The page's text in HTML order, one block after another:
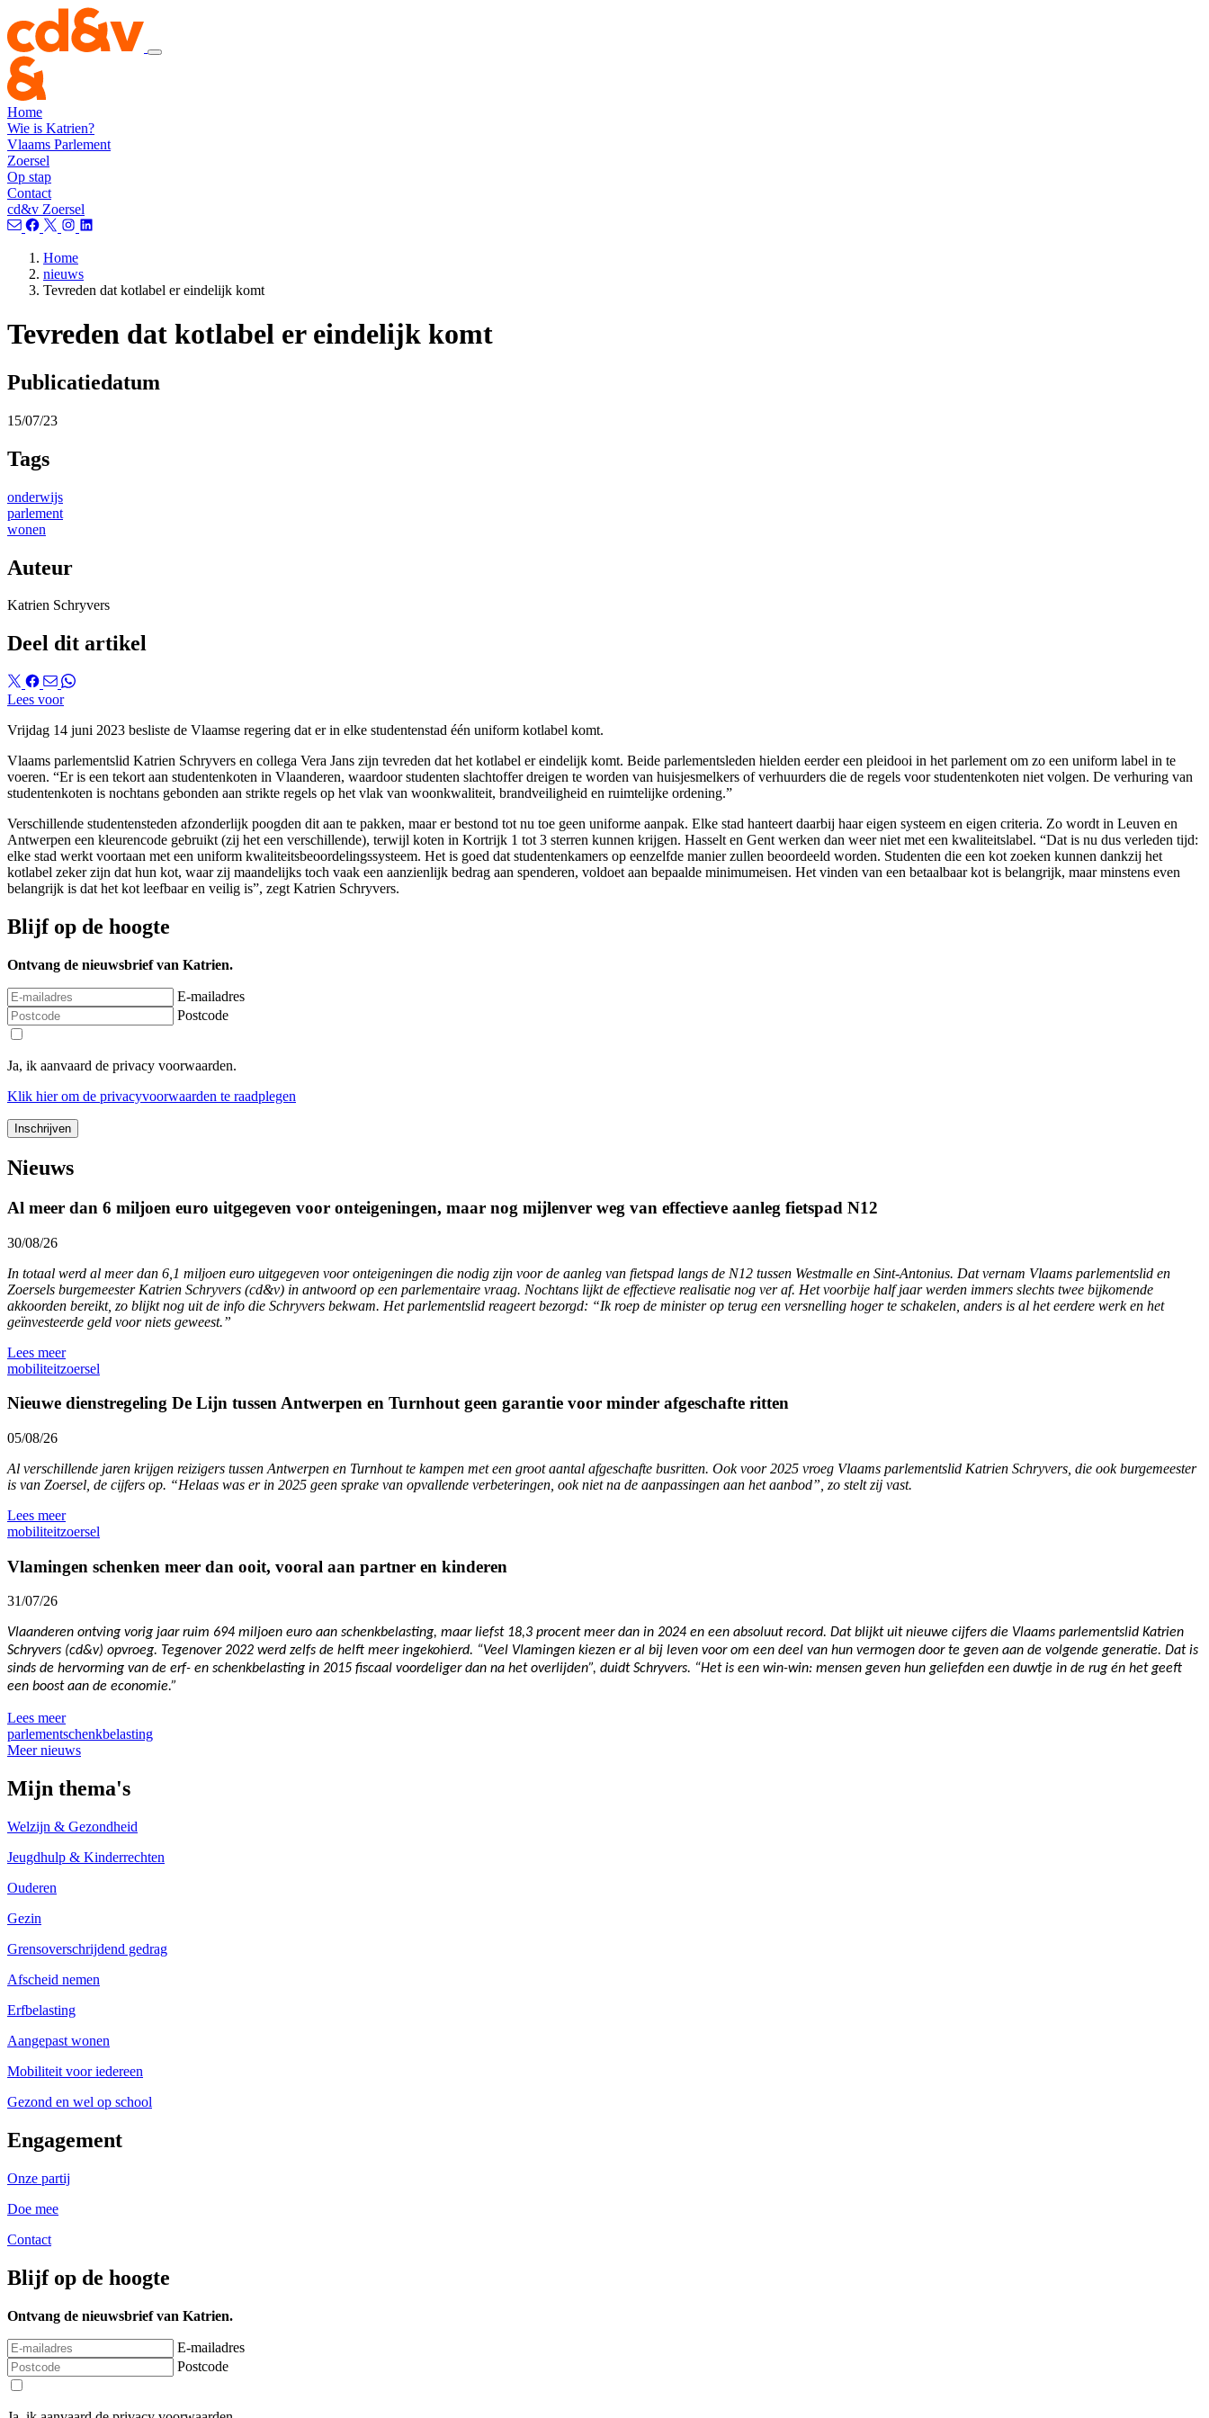
Home
Wie is Katrien?
Vlaams Parlement
Zoersel
Op stap
Contact
cd&v Zoersel
Home
nieuws
Tevreden dat kotlabel er eindelijk komt
Tevreden dat kotlabel er eindelijk komt
Publicatiedatum
15/07/23
Tags
onderwijs
parlement
wonen
Auteur
Katrien Schryvers
Deel dit artikel
Lees voor
Vrijdag 14 juni 2023 besliste de Vlaamse regering dat er in elke studentenstad één uniform kotlabel komt.
Vlaams parlementslid Katrien Schryvers en collega Vera Jans zijn tevreden dat het kotlabel er eindelijk komt. Beide parlementsleden hielden eerder een pleidooi in het parlement om zo een uniform label in te
voeren. “Er is een tekort aan studentenkoten in Vlaanderen, waardoor studenten slachtoffer dreigen te worden van huisjesmelkers of verhuurders die de regels voor studentenkoten niet volgen. De verhuring van
studentenkoten is nochtans gebonden aan strikte regels op het vlak van woonkwaliteit, brandveiligheid en ruimtelijke ordening.”
Verschillende studentensteden afzonderlijk poogden dit aan te pakken, maar er bestond tot nu toe geen uniforme aanpak. Elke stad hanteert daarbij haar eigen systeem en eigen criteria. Zo wordt in Leuven en
Antwerpen een kleurencode gebruikt (zij het een verschillende), terwijl koten in Kortrijk 1 tot 3 sterren kunnen krijgen. Hasselt en Gent werken dan weer niet met een kwaliteitslabel. “Dat is nu dus verleden tijd:
elke stad werkt voortaan met een uniform kwaliteitsbeoordelingssysteem. Het is goed dat studentenkamers op eenzelfde manier zullen beoordeeld worden. Studenten die een kot zoeken kunnen dankzij het
kotlabel zeker zijn dat hun kot, waar zij maandelijks toch vaak een aanzienlijk bedrag aan spenderen, voldoet aan bepaalde minimumeisen. Het vinden van een betaalbaar kot is belangrijk, maar minstens even
belangrijk is dat het kot leefbaar en veilig is”, zegt Katrien Schryvers.
Blijf op de hoogte
Ontvang de nieuwsbrief van Katrien.
E-mailadres
Postcode
Ja, ik aanvaard de privacy voorwaarden.
Klik hierom de privacyvoorwaarden te raadplegen
Nieuws
Al meer dan 6 miljoen euro uitgegeven voor onteigeningen, maar nog mijlenver weg van effectieve aanleg fietspad N12
30/08/26
In totaal werd al meer dan 6,1 miljoen euro uitgegeven voor onteigeningen die nodig zijn voor de aanleg van fietspad langs de N12 tussen Westmalle en Sint-Antonius. Dat vernam Vlaams parlementslid en
Zoersels burgemeester Katrien Schryvers (cd&v) in antwoord op een parlementaire vraag. Nochtans lijkt de effectieve realisatie nog ver af. Het voorbije half jaar werden immers slechts twee bijkomende
akkoorden bereikt, zo blijkt nog uit de info die Schryvers bekwam. Het parlementslid reageert bezorgd: “Ik roep de minister op terug een versnelling hoger te schakelen, anders is al het eerdere werk en het
geïnvesteerde geld voor niets geweest.”
Lees meer
mobiliteitzoersel
Nieuwe dienstregeling De Lijn tussen Antwerpen en Turnhout geen garantie voor minder afgeschafte ritten
05/08/26
Al verschillende jaren krijgen reizigers tussen Antwerpen en Turnhout te kampen met een groot aantal afgeschafte busritten. Ook voor 2025 vroeg Vlaams parlementslid Katrien Schryvers, die ook burgemeester
is van Zoersel, de cijfers op. “Helaas was er in 2025 geen sprake van opvallende verbeteringen, ook niet na de aanpassingen aan het aanbod”, zo stelt zij vast.
Lees meer
mobiliteitzoersel
Vlamingen schenken meer dan ooit, vooral aan partner en kinderen
31/07/26
Vlaanderen ontving vorig jaar ruim 694 miljoen euro aan schenkbelasting, maar liefst 18,3 procent meer dan in 2024 en een absoluut record. Dat blijkt uit nieuwe cijfers die Vlaams parlementslid Katrien
Schryvers (cd&v) opvroeg. Tegenover 2022 werd zelfs de helft meer ingekohierd. “Veel Vlamingen kiezen er al bij leven voor om een deel van hun vermogen door te geven aan de volgende generatie. Dat is
sinds de hervorming van de erf- en schenkbelasting in 2015 fiscaal voordeliger dan na het overlijden”, duidt Schryvers. “Het is een win-win: mensen geven hun geliefden een duwtje in de rug én het geeft
een boost aan de economie.”
Lees meer
parlementschenkbelasting
Meer nieuws
Mijn thema's
Welzijn & Gezondheid
Jeugdhulp & Kinderrechten
Ouderen
Gezin
Grensoverschrijdend gedrag
Afscheid nemen
Erfbelasting
Aangepast wonen
Mobiliteit voor iedereen
Gezond en wel op school
Engagement
Onze partij
Doe mee
Contact
Blijf op de hoogte
Ontvang de nieuwsbrief van Katrien.
E-mailadres
Postcode